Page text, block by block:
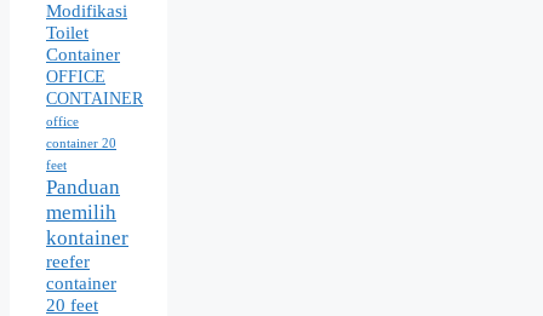
Modifikasi
Toilet
Container
OFFICE
CONTAINER
office
container 20
feet
Panduan
memilih
kontainer
reefer
container
20 feet